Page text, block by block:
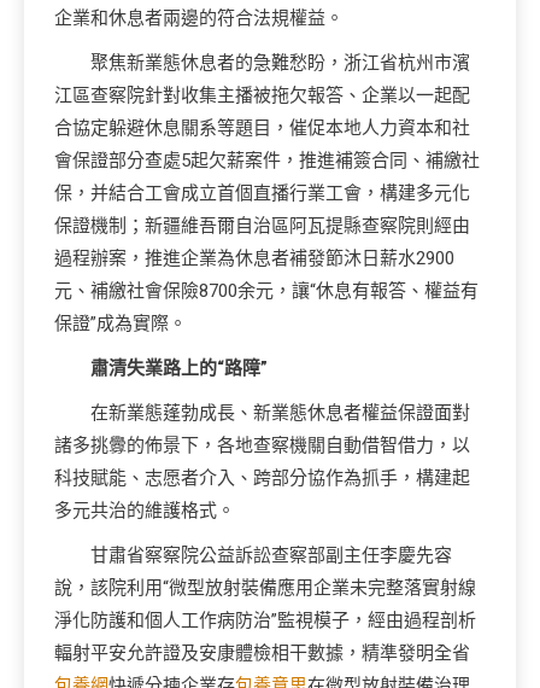
企業和休息者兩邊的符合法規權益。
聚焦新業態休息者的急難愁盼，浙江省杭州市濱
江區查察院針對收集主播被拖欠報答、企業以一起配
合協定躲避休息關系等題目，催促本地人力資本和社
會保證部分查處5起欠薪案件，推進補簽合同、補繳社
保，并結合工會成立首個直播行業工會，構建多元化
保證機制；新疆維吾爾自治區阿瓦提縣查察院則經由
過程辦案，推進企業為休息者補發節沐日薪水2900
元、補繳社會保險8700余元，讓“休息有報答、權益有
保證”成為實際。
肅清失業路上的“路障”
在新業態蓬勃成長、新業態休息者權益保證面對
諸多挑釁的佈景下，各地查察機關自動借智借力，以
科技賦能、志愿者介入、跨部分協作為抓手，構建起
多元共治的維護格式。
甘肅省察察院公益訴訟查察部副主任李慶先容
說，該院利用“微型放射裝備應用企業未完整落實射線
淨化防護和個人工作病防治”監視模子，經由過程剖析
輻射平安允許證及安康體檢相干數據，精準發明全省